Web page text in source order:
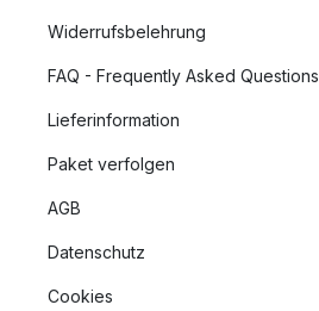
Widerrufsbelehrung
FAQ - Frequently Asked Questions
Lieferinformation
Paket verfolgen
AGB
Datenschutz
Cookies